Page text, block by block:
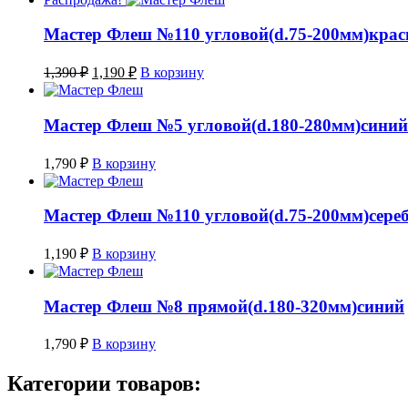
Мастер Флеш №110 угловой(d.75-
1,390₽ Первоначальная
цена
составляла
1,390 ₽.
1,190 ₽Текущая
цена:
В корзину
Мастер Флеш №5 угловой(d.180-280мм)синий
1,790 ₽ В корзину
Мастер Флеш №110 угловой(d.75-
1,190 ₽ В корзину
Мастер Флеш №8 прямой(d.180-320мм)синий
1,790 ₽ В корзину
Категории товаров: